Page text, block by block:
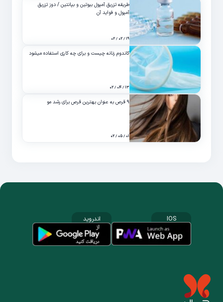
طریقه تزریق آمپول بیوتین و بپانتین / دوز تزریق
آمپول و فواید آن
۱۹ / ۰۲ / ۰۲
کاندوم زنانه چیست و برای چه کاری استفاده میشود
۱۳ / ۰۴ / ۰۲
۹ قرص به عنوان بهترین قرص برای رشد مو
۰۱ / ۰۵ / ۰۲
IOS اندروید